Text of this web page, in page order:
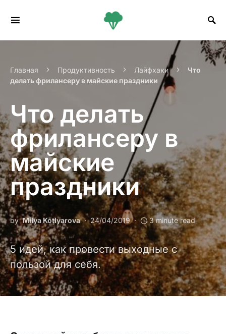
Главная Продуктивность Лайфхаки
Что
делать фрилансеру в майские праздники
Что делать
фрилансеру в
майские
праздники
by Milya Kotlyarova 24/04/2019 3 minute read
5 идей, как провести выходные с
пользой для себя.